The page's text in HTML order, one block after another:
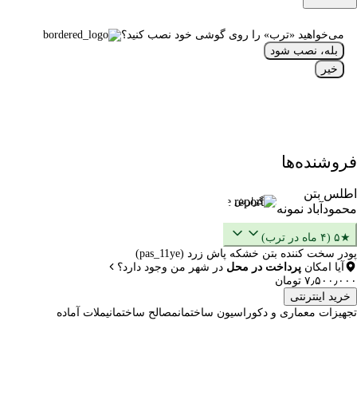
می‌خواهید «ترب» را روی گوشی خود نصب کنید؟
بله، نصب شود
خیر
فروشنده‌ها
اطلس بتن
محمود‌آباد نمونه
گزارش
★۵ (۴ ماه در ترب)
پودر سخت کننده بتن خشکه پاش زرد (pas_11ye)
آیا امکان پرداخت در محل در شهر من وجود دارد؟
۷٫۵۰۰٫۰۰۰ تومان
خرید اینترنتی
تجهیزات معماری و دکوراسیون ساختمانمصالح ساختمانیملات آماده